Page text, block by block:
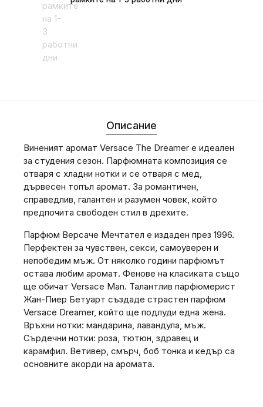
Описание
Виненият аромат Versace The Dreamer е идеален
за студения сезон. Парфюмната композиция се
отваря с хладни нотки и се отваря с мед,
дървесен топъл аромат. За романтичен,
справедлив, галантен и разумен човек, който
предпочита свободен стил в дрехите.
Парфюм Версаче Мечтател е издаден през 1996.
Перфектен за чувствен, секси, самоуверен и
непобедим мъж. От няколко години парфюмът
остава любим аромат. Фенове на класиката също
ще обичат Versace Man. Талантлив парфюмерист
Жан-Пиер Бетуарт създаде страстен парфюм
Versace Dreamer, който ще подлуди една жена.
Връхни нотки: мандарина, лавандула, мъж.
Сърдечни нотки: роза, тютюн, здравец и
карамфил. Ветивер, смърч, боб тонка и кедър са
основните акорди на аромата.